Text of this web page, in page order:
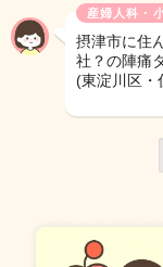
産婦人科・
摂津市に住
社？の陣痛
(東淀川区・